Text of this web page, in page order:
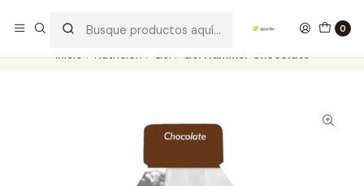
0
Inicio Nutrición Gel Gel Hammer Chocolate